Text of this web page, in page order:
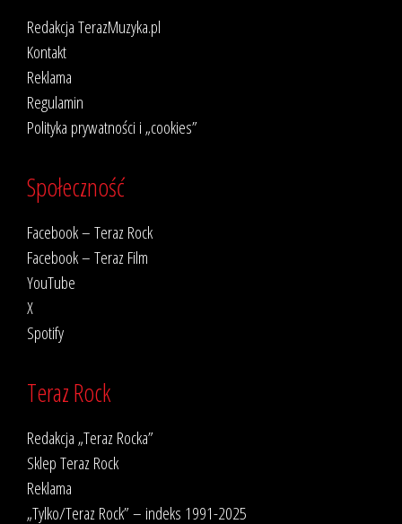
Redakcja TerazMuzyka.pl
Kontakt
Reklama
Regulamin
Polityka prywatności i „cookies”
Społeczność
Facebook – Teraz Rock
Facebook – Teraz Film
YouTube
X
Spotify
Teraz Rock
Redakcja „Teraz Rocka”
Sklep Teraz Rock
Reklama
„Tylko/Teraz Rock” – indeks 1991-2025